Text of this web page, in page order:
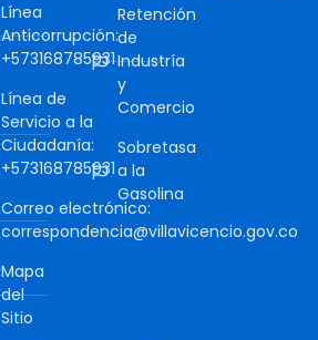
Línea
Anticorrupción:
+573168785931
Línea de
Servicio a la
Ciudadanía:
+573168785931
Correo electrónico:
correspondencia@villavicencio.gov.co
Mapa
del
Sitio
Retención
de
Industría
y
Comercio
Sobretasa
a la
Gasolina